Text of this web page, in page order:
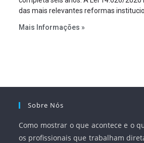
das mais relevantes reformas
serviços, ampliar a participação da
Mais Informações »
Sobre Nós
Como mostrar o que acontece e o
os profissionais que trabalham